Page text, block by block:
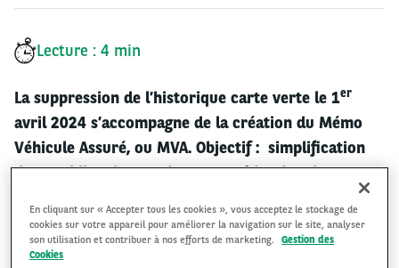
Lecture : 4 min
La suppression de l’historique carte verte le 1er
avril 2024 s’accompagne de la création du Mémo
Véhicule Assuré, ou MVA. Objectif : simplification
du quotidien des conducteurs, réduction de
l’empreinte carbone et limitation de la fraude et de
la circulation de véhicules non assurés. Point
pratique sur ce qu’il faut retenir du MVA.
En cliquant sur « Accepter tous les cookies », vous acceptez le stockage de
cookies sur votre appareil pour améliorer la navigation sur le site, analyser
son utilisation et contribuer à nos efforts de marketing.
Gestion des
Cookies